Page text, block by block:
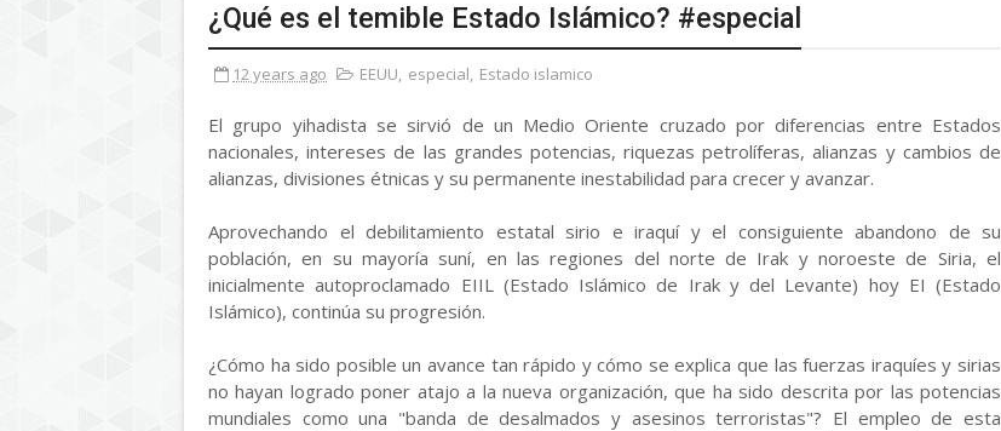
¿Qué es el temible Estado Islámico? #especial
12 years ago EEUU, especial, Estado islamico
El grupo yihadista se sirvió de un Medio Oriente cruzado por diferencias entre Estados
nacionales, intereses de las grandes potencias, riquezas petrolíferas, alianzas y cambios de
alianzas, divisiones étnicas y su permanente inestabilidad para crecer y avanzar.
Aprovechando el debilitamiento estatal sirio e iraquí y el consiguiente abandono de su
población, en su mayoría suní, en las regiones del norte de Irak y noroeste de Siria, el
inicialmente autoproclamado EIIL (Estado Islámico de Irak y del Levante) hoy EI (Estado
Islámico), continúa su progresión.
¿Cómo ha sido posible un avance tan rápido y cómo se explica que las fuerzas iraquíes y sirias
no hayan logrado poner atajo a la nueva organización, que ha sido descrita por las potencias
mundiales como una "banda de desalmados y asesinos terroristas"? El empleo de esta